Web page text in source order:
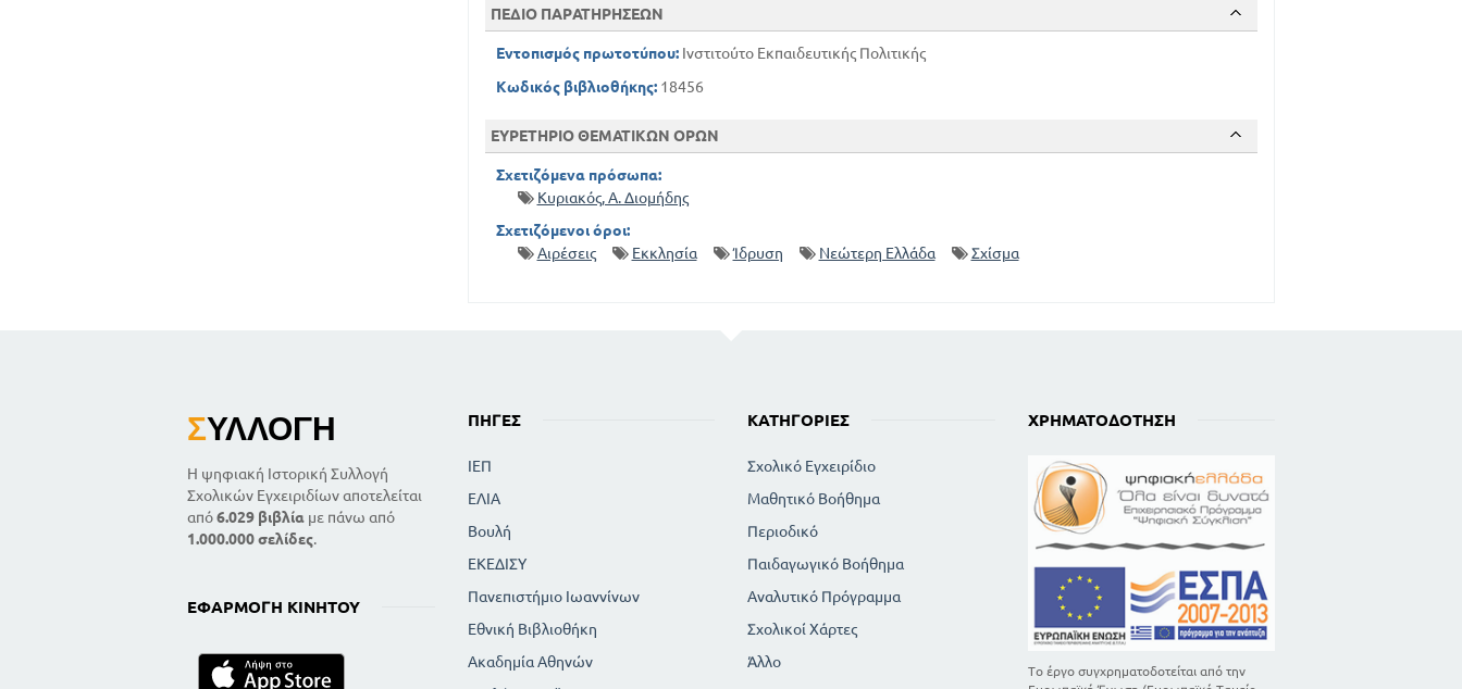
ΠΕΔΙΟ ΠΑΡΑΤΗΡΗΣΕΩΝ
Εντοπισμός πρωτοτύπου:Ινστιτούτο Εκπαιδευτικής Πολιτικής
Κωδικός βιβλιοθήκης:18456
ΕΥΡΕΤΗΡΙΟ ΘΕΜΑΤΙΚΩΝ ΟΡΩΝ
Σχετιζόμενα πρόσωπα:
Κυριακός, Α. Διομήδης
Σχετιζόμενοι όροι:
Αιρέσεις
Εκκλησία Ίδρυση Νεώτερη Ελλάδα Σχίσμα
ΣΥΛΛΟΓΉ
Η ψηφιακή Ιστορική Συλλογή
Σχολικών Εγχειριδίων αποτελείται
από6.029 βιβλία με πάνω από
1.000.000 σελίδες.
ΕΦΑΡΜΟΓΉ ΚΙΝΗΤΟΎ
ΠΗΓΈΣ
ΙΕΠ
ΕΛΙΑ
Βουλή
ΕΚΕΔΙΣΥ
Πανεπιστήμιο Ιωαννίνων
Εθνική Βιβλιοθήκη
Ακαδημία Αθηνών
ΚΑΤΗΓΟΡΊΕΣ
Σχολικό Εγχειρίδιο
Μαθητικό Βοήθημα
Περιοδικό
Παιδαγωγικό Βοήθημα
Αναλυτικό Πρόγραμμα
Σχολικοί Χάρτες
Άλλο
ΧΡΗΜΑΤΟΔΌΤΗΣΗ
Το έργο συγχρηματοδοτείται από την